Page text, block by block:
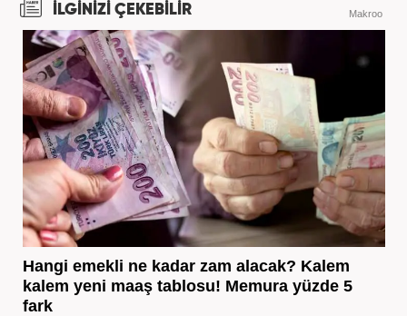
İLGİNİZİ ÇEKEBİLİR Makroo
Hangi emekli ne kadar zam alacak? Kalem
kalem yeni maaş tablosu! Memura yüzde 5
fark